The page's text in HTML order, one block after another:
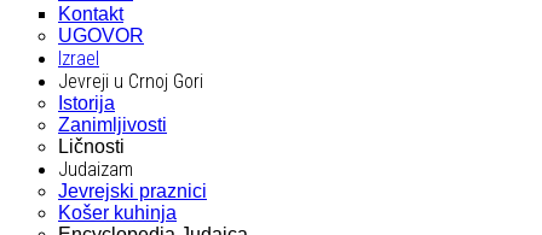
Kontakt
UGOVOR
Izrael
Jevreji u Crnoj Gori
Istorija
Zanimljivosti
Ličnosti
Judaizam
Jevrejski praznici
Košer kuhinja